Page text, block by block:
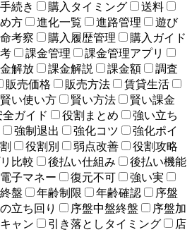
続き 購入タイミング
送料
方 進化一覧 進路管理
遊び
考察 購入履歴管理
購入ガイド
課金管理
課金管理アプリ
解放 課金解説 課金額
調査
販売価格 販売方法
賃貸生活
賢い使い方 賢い方法
賢い課金
全ガイド 役割まとめ
強い立ち
強制退出 強化コツ
強化ポイ
役割別 弱点改善
役割攻略
比較 後払い仕組み
後払い機能
子マネー 復元不可
強い実
盤 年齢制限 年齢確認
序盤
立ち回り 序盤中盤終盤
序盤加
ャン 引き落としタイミング
店